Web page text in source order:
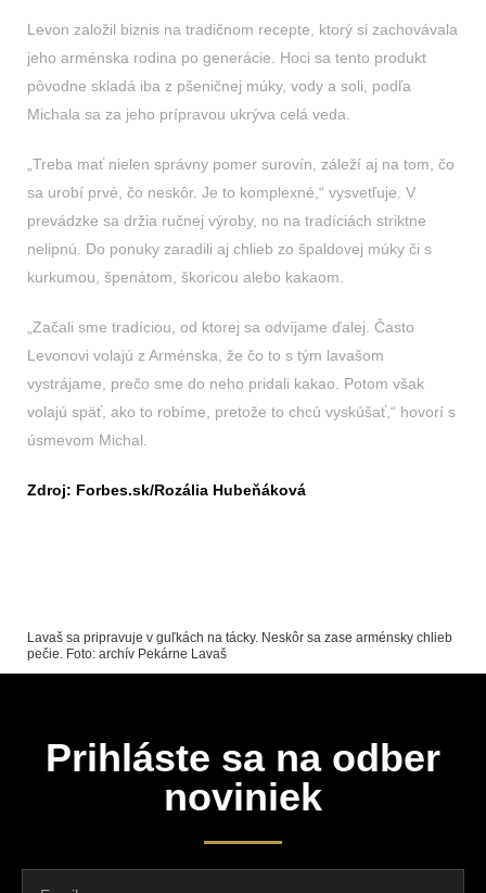
Levon založil biznis na tradičnom recepte, ktorý si zachovávala
jeho arménska rodina po generácie. Hoci sa tento produkt
pôvodne skladá iba z pšeničnej múky, vody a soli, podľa
Michala sa za jeho prípravou ukrýva celá veda.
„Treba mať nielen správny pomer surovín, záleží aj na tom, čo
sa urobí prvé, čo neskôr. Je to komplexné,“ vysvetľuje. V
prevádzke sa držia ručnej výroby, no na tradíciách striktne
nelipnú. Do ponuky zaradili aj chlieb zo špaldovej múky či s
kurkumou, špenátom, škoricou alebo kakaom.
„Začali sme tradíciou, od ktorej sa odvíjame ďalej. Často
Levonovi volajú z Arménska, že čo to s tým lavašom
vystrájame, prečo sme do neho pridali kakao. Potom však
volajú späť, ako to robíme, pretože to chcú vyskúšať,“ hovorí s
úsmevom Michal.
Zdroj: Forbes.sk/Rozália Hubeňáková
Lavaš sa pripravuje v guľkách na tácky. Neskôr sa zase arménsky chlieb
pečie. Foto: archív Pekárne Lavaš
Prihláste sa na odber
noviniek